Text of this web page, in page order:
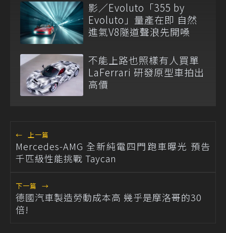
影／Evoluto「355 by
Evoluto」量產在即 自然
進氣V8隧道聲浪先開嗓
不能上路也照樣有人買單
LaFerrari 研發原型車拍出
高價
← 上一篇
Mercedes-AMG 全新純電四門跑車曝光 預告
千匹級性能挑戰 Taycan
下一篇 →
德國汽車製造勞動成本高 幾乎是摩洛哥的30
倍!